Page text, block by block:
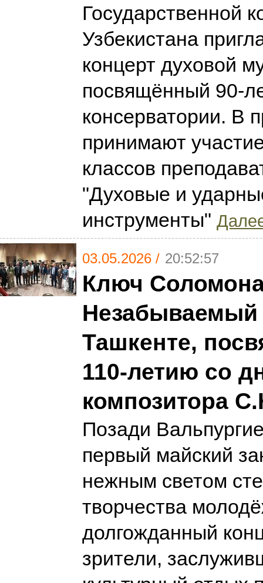
Государственной
Узбекистана
концерт духовой
посвящённый 90-
консерватории. В
принимают
классов
"Духовые и
инструменты"
03.05.2026 / 20:52:57
Ключ
Незабываемый
Ташкенте,
110-летию со
композитора
Позади
первый майский
нежным светом
творчества
долгожданный
зрители,